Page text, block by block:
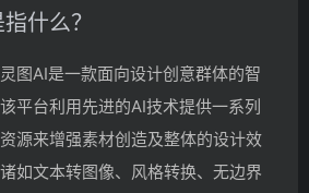
什么？
图AI是一款面向设计创意群体的智
平台利用先进的AI技术提供一系列
源来增强素材创造及整体的设计效
如文本转图像、风格转换、无边界